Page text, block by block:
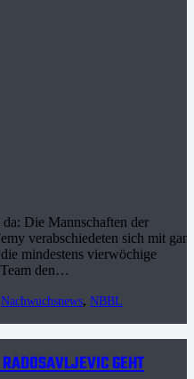
Die Mannschaften der
verabschiedeten sich mit
mindestens vierwöchige
den…
Nachwuchsnews, NBBL
GEHT